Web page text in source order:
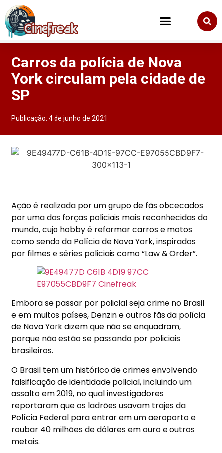
Carros da polícia de Nova
York circulam pela cidade de
SP
Publicação:4 de junho de 2021
Ação é realizada por um grupo de fãs obcecados
por uma das forças policiais mais reconhecidas do
mundo, cujo hobby é reformar carros e motos
como sendo da Polícia de Nova York, inspirados
por filmes e séries policiais como “Law & Order”.
Embora se passar por policial seja crime no Brasil
e em muitos países, Denzin e outros fãs da polícia
de Nova York dizem que não se enquadram,
porque não estão se passando por policiais
brasileiros.
O Brasil tem um histórico de crimes envolvendo
falsificação de identidade policial, incluindo um
assalto em 2019, no qual investigadores
reportaram que os ladrões usavam trajes da
Polícia Federal para entrar em um aeroporto e
roubar 40 milhões de dólares em ouro e outros
metais.